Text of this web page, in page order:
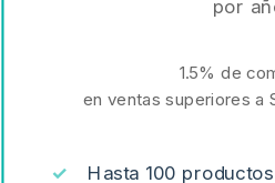
por
1.5% de
en ventas superiores a
Hasta 100 productos